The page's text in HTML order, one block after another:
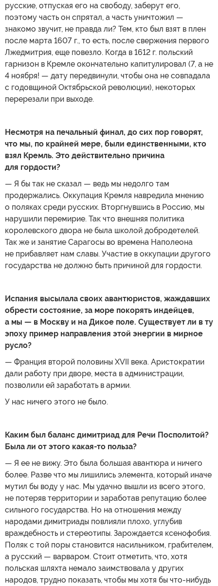
русские, отпуская его на свободу, заберут его,
поэтому часть он спрятал, а часть уничтожил —
знакомо звучит, не правда ли? Тем, кто был взят в плен
после марта 1607 г., то есть, после свержения первого
Лжедмитрия, еще повезло. Когда в 1612 г. польский
гарнизон в Кремле окончательно капитулировал (7, а не
4 ноября! — дату передвинули, чтобы она не совпадала
с годовщиной Октябрьской революции), некоторых
перерезали при выходе.
Несмотря на печальный финал, до сих пор говорят,
что мы, по крайней мере, были единственными, кто
взял Кремль. Это действительно причина
для гордости?
— Я бы так не сказал — ведь мы недолго там
продержались. Оккупация Кремля навредила мнению
о поляках среди русских. Вторгнувшись в Россию, мы
нарушили перемирие. Так что внешняя политика
королевского двора не была школой добродетелей.
Так же и занятие Сарагосы во времена Наполеона
не прибавляет нам славы. Участие в оккупации другого
государства не должно быть причиной для гордости.
Испания высылала своих авантюристов, жаждавших
обрести состояние, за море покорять индейцев,
а мы — в Москву и на Дикое поле. Существует ли в ту
эпоху пример направления этой энергии в мирное
русло?
— Франция второй половины XVII века. Аристократии
дали работу при дворе, места в администрации,
позволили ей заработать в армии.
У нас ничего этого не было.
Каким был баланс димитриад для Речи Посполитой?
Была ли от этого какая-то польза?
— Я ее не вижу. Это была большая авантюра и ничего
более. Разве что мы лишились элемента, который иначе
мутил бы воду у нас. Мы удачно вышли из всего этого,
не потеряв территории и заработав репутацию более
сильного государства. Но на отношения между
народами димитриады повлияли плохо, углубив
враждебность и стереотипы. Зарождается ксенофобия.
Поляк с той поры становится насильником, грабителем,
а русский — варваром. Стоит отметить, что, хотя
польская шляхта немало заимствовала у других
народов, трудно показать, чтобы мы хотя бы что-нибудь